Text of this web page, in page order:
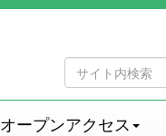
オープンアクセス